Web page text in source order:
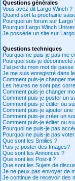
Questions générales
Vous avez dit Largo Winch ?
Quand sort la prochaine
Pourquoi un forum sur Largo
Pourquoi Largo Winch
Je possède un site sur
Questions techniques
Pourquoi ne puis-je pas me
Pourquoi suis-je déconnecté
J'ai perdu mon mot de passe
Je me suis enregistré dans
Comment puis-je changer
Les heures ne sont pas
Comment puis-je changer
Comment puis-je poster un
Comment puis-je éditer ou
Comment puis-je ajouter
Comment puis-je créer un
Comment puis-je éditer ou
Pourquoi ne puis-je pas
Pourquoi ne puis-je pas
Que sont les Smilies ?
Puis-je poster des Images?
Que sont les Annonces ?
Que sont les Post-it ?
Que sont les Sujets de
Je ne peux pas envoyer de
Je continue de recevoir des